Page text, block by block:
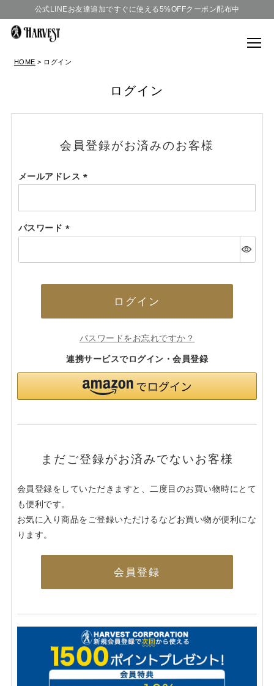
公式LINEお友達追加ですぐに使える5%OFFクーポン配布中
HOME ログイン
ログイン
会員登録がお済みのお客様
メールアドレス
須)
パスワード
須)
ログイン
パスワードをお忘れですか？
連携サービスでログイン・会員登録
まだご登録がお済みでないお客様
会員登録をしていただきますと、二度目のお買い物時にとて
も便利です。
お気に入り商品をご登録いただけるなどお買い物が便利にな
ります。
会員登録